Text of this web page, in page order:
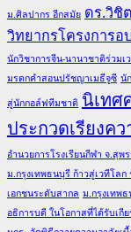
ม.ศิลปากร อีกสมัย ดร.วิชิ
วิทยากรโครงการ
นักวิชาการจีน-นานาชาติร่วม
มรดกคำสอนปรัชญาเมธีจูซี นั
สู่นักกอล์ฟทีมชาติ นิเทศ
ประกวดเรียงค
อำนวยการโรงเรียนกีฬา จ.สุ
ม.กรุงเทพธนบุรี ก้าวสู่เวทีโลก
เอกชนระดับสากล ม.กรุงเทพ
อธิการบดี ในโอกาสที่ได้รับเกี